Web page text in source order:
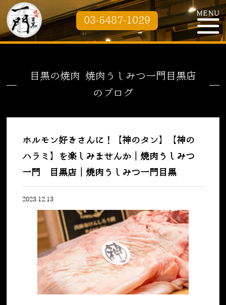
03-5487-1029
目黒の焼肉 焼肉うしみつ一門目黒店
のブログ
ホルモン好きさんに！【神のタン】【神の
ハラミ】を楽しみませんか｜焼肉うしみつ
一門 目黒店｜焼肉うしみつ一門目黒
2023.12.13